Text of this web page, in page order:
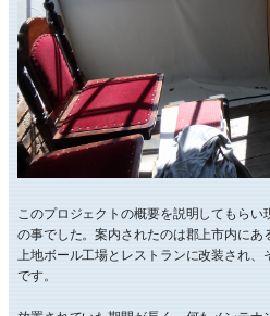
このプロジェクトの概要を説明してもらい
の事でした。案内されたのは郡上市内に
上地ボール工場とレストランに改装され、
です。